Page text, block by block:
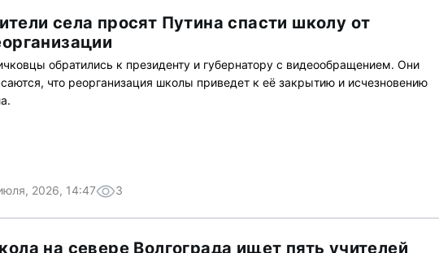
села просят Путина спасти школу от
обратились к президенту и губернатору с видеообращением. Они
что реорганизация школы приведет к её закрытию и исчезновению
2026, 14:47 3
на севере Волгограда ищет пять учителей